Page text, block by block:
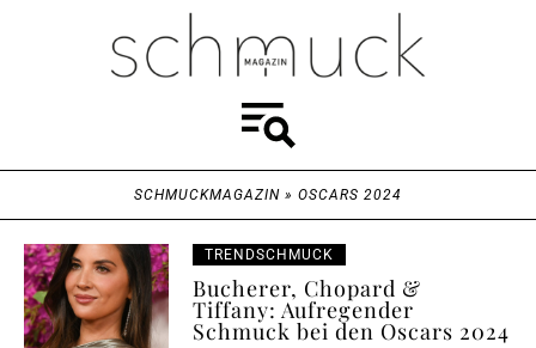
SCHMUCKMAGAZIN » OSCARS 2024
TRENDSCHMUCK
Bucherer, Chopard &
Tiffany: Aufregender
Schmuck bei den Oscars 2024